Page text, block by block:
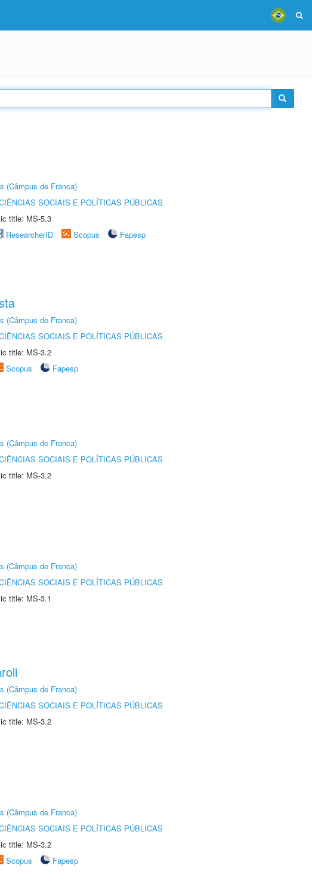
(Câmpus de Franca)
SOCIAIS E POLÍTICAS PÚBLICAS
title: MS-5.3
ResearcherID Scopus
Fapesp
(Câmpus de Franca)
SOCIAIS E POLÍTICAS PÚBLICAS
title: MS-3.2
Scopus
Fapesp
(Câmpus de Franca)
SOCIAIS E POLÍTICAS PÚBLICAS
title: MS-3.2
(Câmpus de Franca)
SOCIAIS E POLÍTICAS PÚBLICAS
title: MS-3.1
(Câmpus de Franca)
SOCIAIS E POLÍTICAS PÚBLICAS
title: MS-3.2
(Câmpus de Franca)
SOCIAIS E POLÍTICAS PÚBLICAS
title: MS-3.2
Scopus
Fapesp